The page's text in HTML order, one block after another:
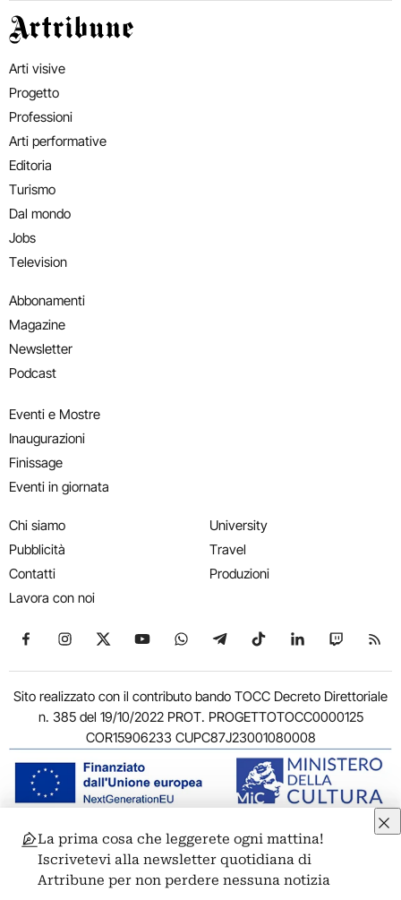
Artribune
Arti visive
Progetto
Professioni
Arti performative
Editoria
Turismo
Dal mondo
Jobs
Television
Abbonamenti
Magazine
Newsletter
Podcast
Eventi e Mostre
Inaugurazioni
Finissage
Eventi in giornata
Chi siamo
Pubblicità
Contatti
Lavora con noi
University
Travel
Produzioni
Seguici su Facebook
Seguici su Instagram
Seguici su X
Seguici su YouTube
Seguici su WhatsApp
Seguici su Telegram
Seguici su TikTok
Seguici su
Seguici
Sito realizzato con il contributo bando TOCC Decreto Direttoriale
n. 385 del 19/10/2022 PROT. PROGETTOTOCC0000125
COR15906233 CUPC87J23001080008
© 2011-2026 ARTRIBUNE srl – Corso Vittorio Emanuele II, 287 –
00186 Roma - P.I. 11381581005
Privacy: Responsabile della protezione dei dati personali
La prima cosa che leggerete ogni mattina!
Iscrivetevi alla newsletter quotidiana di
Artribune per non perdere nessuna notizia